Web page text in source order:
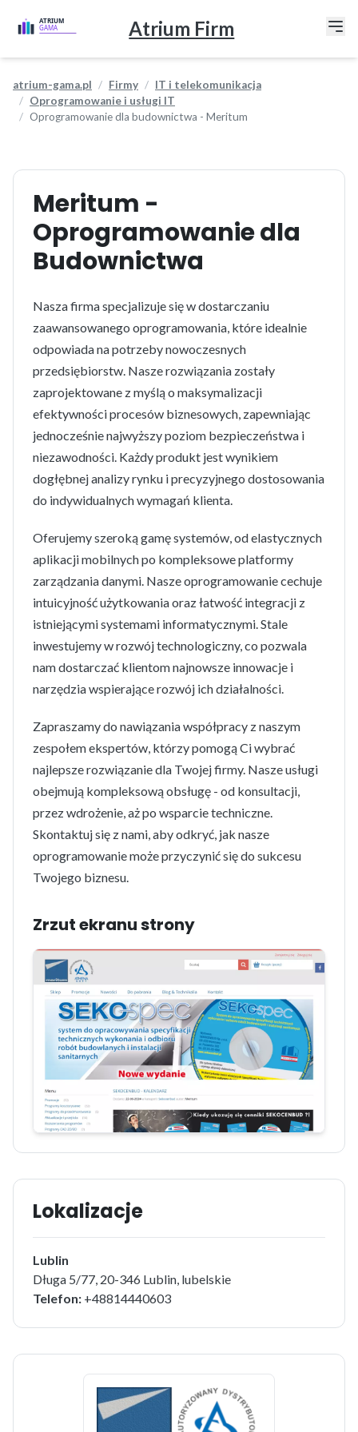
Atrium Firm
atrium-gama.pl Firmy
IT i telekomunikacja
Oprogramowanie i usługi IT
Oprogramowanie dla budownictwa - Meritum
Meritum -
Oprogramowanie dla
Budownictwa
Nasza firma specjalizuje się w dostarczaniu
zaawansowanego oprogramowania, które idealnie
odpowiada na potrzeby nowoczesnych
przedsiębiorstw. Nasze rozwiązania zostały
zaprojektowane z myślą o maksymalizacji
efektywności procesów biznesowych, zapewniając
jednocześnie najwyższy poziom bezpieczeństwa i
niezawodności. Każdy produkt jest wynikiem
dogłębnej analizy rynku i precyzyjnego dostosowania
do indywidualnych wymagań klienta.
Oferujemy szeroką gamę systemów, od elastycznych
aplikacji mobilnych po kompleksowe platformy
zarządzania danymi. Nasze oprogramowanie cechuje
intuicyjność użytkowania oraz łatwość integracji z
istniejącymi systemami informatycznymi. Stale
inwestujemy w rozwój technologiczny, co pozwala
nam dostarczać klientom najnowsze innowacje i
narzędzia wspierające rozwój ich działalności.
Zapraszamy do nawiązania współpracy z naszym
zespołem ekspertów, którzy pomogą Ci wybrać
najlepsze rozwiązanie dla Twojej firmy. Nasze usługi
obejmują kompleksową obsługę - od konsultacji,
przez wdrożenie, aż po wsparcie techniczne.
Skontaktuj się z nami, aby odkryć, jak nasze
oprogramowanie może przyczynić się do sukcesu
Twojego biznesu.
Zrzut ekranu strony
Lokalizacje
Lublin
Długa 5/77, 20-346 Lublin, lubelskie
Telefon: +48814440603